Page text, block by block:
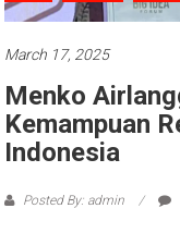
March 17, 2025
Menko
Kemampuan
Indonesia
Posted By: admin